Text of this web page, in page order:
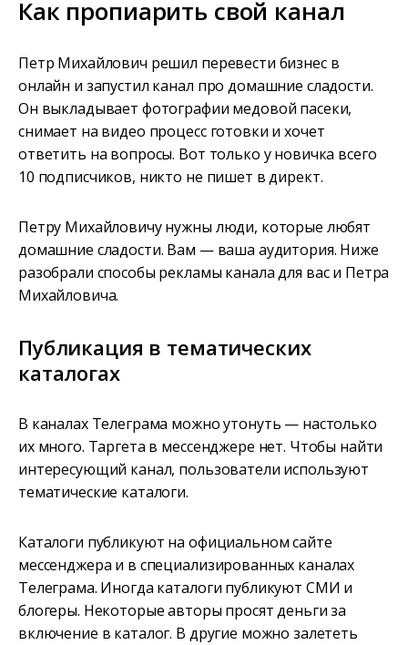
Как пропиарить свой канал
Петр Михайлович решил перевести бизнес в
онлайн и запустил канал про домашние сладости.
Он выкладывает фотографии медовой пасеки,
снимает на видео процесс готовки и хочет
ответить на вопросы. Вот только у новичка всего
10 подписчиков, никто не пишет в директ.
Петру Михайловичу нужны люди, которые любят
домашние сладости. Вам — ваша аудитория. Ниже
разобрали способы рекламы канала для вас и Петра
Михайловича.
Публикация в тематических
каталогах
В каналах Телеграма можно утонуть — настолько
их много. Таргета в мессенджере нет. Чтобы найти
интересующий канал, пользователи используют
тематические каталоги.
Каталоги публикуют на официальном сайте
мессенджера и в специализированных каналах
Телеграма. Иногда каталоги публикуют СМИ и
блогеры. Некоторые авторы просят деньги за
включение в каталог. В другие можно залететь